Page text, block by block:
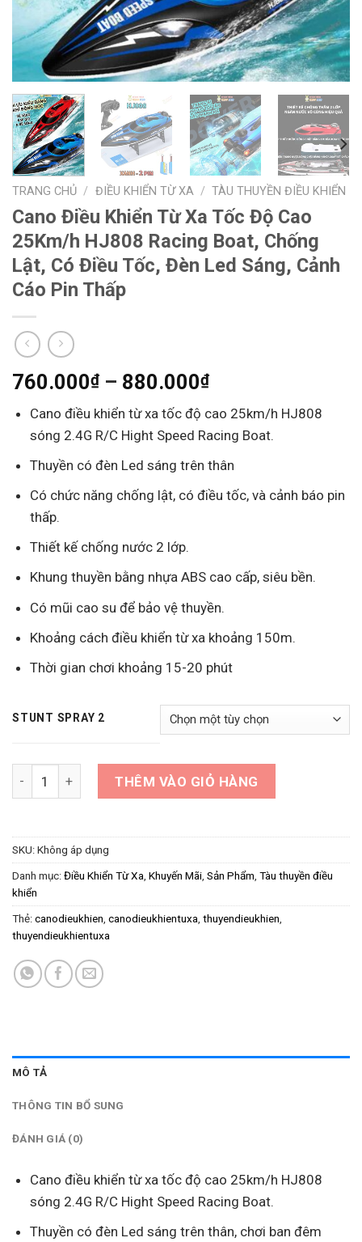
TRANG CHỦ / ĐIỀU KHIỂN TỪ XA / TÀU THUYỀN ĐIỀU KHIỂN
Cano Điều Khiển Từ Xa Tốc Độ Cao
25Km/h HJ808 Racing Boat, Chống
Lật, Có Điều Tốc, Đèn Led Sáng, Cảnh
Cáo Pin Thấp
760.000₫ – 880.000₫Khoảng
từ
760.000₫
đến
Cano điều khiển từ xa tốc độ cao 25km/h HJ808
sóng 2.4G R/C Hight Speed Racing Boat.
Thuyền có đèn Led sáng trên thân
Có chức năng chống lật, có điều tốc, và cảnh báo pin
thấp.
Thiết kế chống nước 2 lớp.
Khung thuyền bằng nhựa ABS cao cấp, siêu bền.
Có mũi cao su để bảo vệ thuyền.
Khoảng cách điều khiển từ xa khoảng 150m.
Thời gian chơi khoảng 15-20 phút
STUNT SPRAY 2
Cano Điều Khiển Từ Xa Tốc Độ Cao 25Km/h HJ808 Racing
THÊM VÀO GIỎ HÀNG
SKU:Không áp dụng
Danh mục:Điều Khiển Từ Xa, Khuyến Mãi, Sản Phẩm, Tàu thuyền điều
khiển
Thẻ:canodieukhien, canodieukhientuxa, thuyendieukhien,
thuyendieukhientuxa
MÔ TẢ
THÔNG TIN BỔ SUNG
ĐÁNH GIÁ (0)
Cano điều khiển từ xa tốc độ cao 25km/h HJ808
sóng 2.4G R/C Hight Speed Racing Boat.
Thuyền có đèn Led sáng trên thân, chơi ban đêm